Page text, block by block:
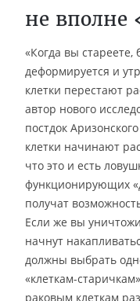
не вполне
«Когда вы
деформируется и
клетки перестают
автор нового
постдок
клетки начинают
что это и есть
функционирующих
получат
Если же вы
начнут
должны выбрать
«клеткам-
раковым клеткам